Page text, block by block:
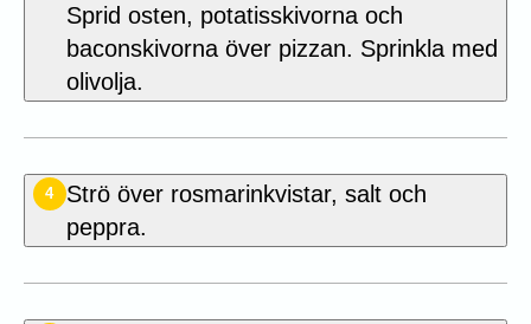
Sprid osten, potatisskivorna och
baconskivorna över pizzan. Sprinkla med
olivolja.
4
Strö över rosmarinkvistar, salt och
peppra.